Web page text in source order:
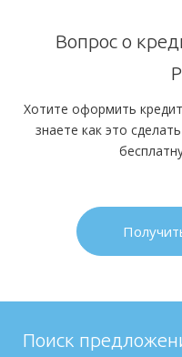
Вопрос о
Хотите оформить
знаете как это
Поиск